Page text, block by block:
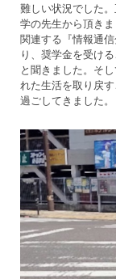
難しい状況でした
学の先生から頂き
関連する『情報通
り、奨学金を受け
と聞きました。そ
れた生活を取り戻
過ごしてきました。